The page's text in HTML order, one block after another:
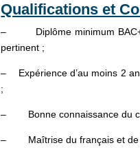
Qualifications et
– Diplôme minimum BAC+2
pertinent ;
– Expérience d’au moins 2
;
– Bonne connaissance du
– Maîtrise du français et de